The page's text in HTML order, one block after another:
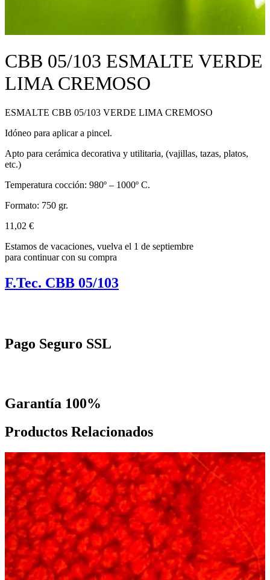
CBB 05/103 ESMALTE VERDE
LIMA CREMOSO
ESMALTE CBB 05/103 VERDE LIMA CREMOSO
Idóneo para aplicar a pincel.
Apto para cerámica decorativa y utilitaria, (vajillas, tazas, platos,
etc.)
Temperatura cocción: 980º – 1000º C.
Formato: 750 gr.
11,02 €
Estamos de vacaciones, vuelva el 1 de septiembre
para continuar con su compra
F.Tec. CBB 05/103
Pago Seguro SSL
Garantía 100%
Productos Relacionados